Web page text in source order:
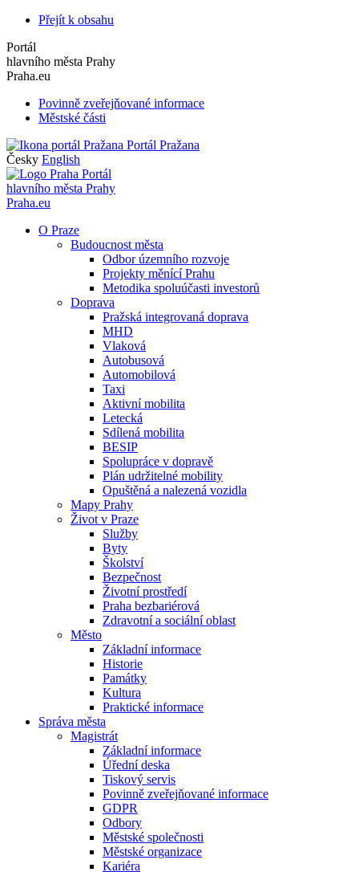
Přejít k obsahu
Portál
hlavního města Prahy
Praha.eu
Povinně zveřejňované informace
Městské části
Portál Pražana
Česky English
Portál
hlavního města Prahy
Praha.eu
O Praze
Budoucnost města
Odbor územního rozvoje
Projekty měnící Prahu
Metodika spoluúčasti investorů
Doprava
Pražská integrovaná doprava
MHD
Vlaková
Autobusová
Automobilová
Taxi
Aktivní mobilita
Letecká
Sdílená mobilita
BESIP
Spolupráce v dopravě
Plán udržitelné mobility
Opuštěná a nalezená vozidla
Mapy Prahy
Život v Praze
Služby
Byty
Školství
Bezpečnost
Životní prostředí
Praha bezbariérová
Zdravotní a sociální oblast
Město
Základní informace
Historie
Památky
Kultura
Praktické informace
Správa města
Magistrát
Základní informace
Úřední deska
Tiskový servis
Povinně zveřejňované informace
GDPR
Odbory
Městské společnosti
Městské organizace
Kariéra